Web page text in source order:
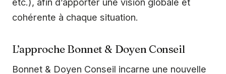
cohérente à chaque situation.
L’approche Bonnet & Doyen Conseil
Bonnet & Doyen Conseil incarne une nouvelle